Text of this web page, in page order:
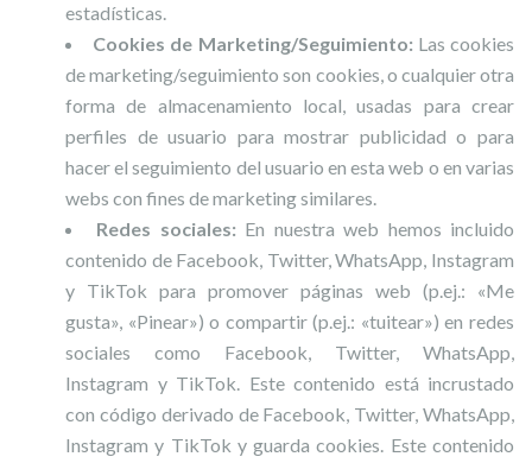
estadísticas.
Cookies de Marketing/Seguimiento: Las cookies
de marketing/seguimiento son cookies, o cualquier otra
forma de almacenamiento local, usadas para crear
perfiles de usuario para mostrar publicidad o para
hacer el seguimiento del usuario en esta web o en varias
webs con fines de marketing similares.
Redes sociales: En nuestra web hemos incluido
contenido de Facebook, Twitter, WhatsApp, Instagram
y TikTok para promover páginas web (p.ej.: «Me
gusta», «Pinear») o compartir (p.ej.: «tuitear») en redes
sociales como Facebook, Twitter, WhatsApp,
Instagram y TikTok. Este contenido está incrustado
con código derivado de Facebook, Twitter, WhatsApp,
Instagram y TikTok y guarda cookies. Este contenido